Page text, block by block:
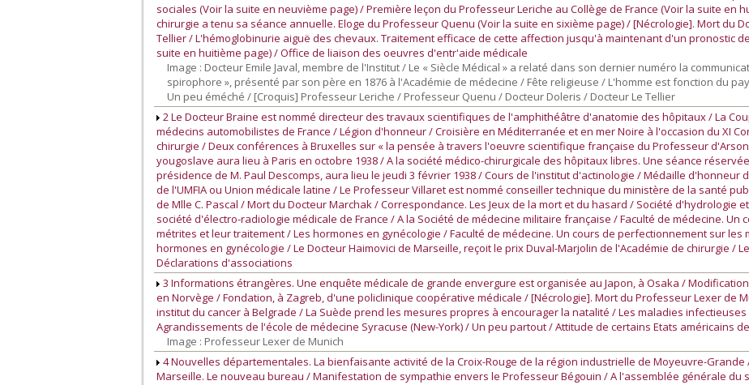
sociales (Voir la suite en neuvième page) / Première leçon du Professeur Leriche au Collège de France (Voir la suite en
chirurgie a tenu sa séance annuelle. Eloge du Professeur Quenu (Voir la suite en sixième page) / [Nécrologie]. Mort du
Tellier / L'hémoglobinurie aiguë des chevaux. Traitement efficace de cette affection jusqu'à maintenant d'un pronostic
suite en huitième page) / Office de liaison des oeuvres d'entr'aide médicale
Image : Docteur Emile Javal, membre de l'Institut / Le « Siècle Médical » a relaté dans son dernier numéro la
spirophore », présenté par son père en 1876 à l'Académie de médecine / Fête religieuse / L'homme est fonction du
Un peu éméché / [Croquis] Professeur Leriche / Professeur Quenu / Docteur Doleris / Docteur Le Tellier
2 Le Docteur Braine est nommé directeur des travaux scientifiques de l'amphithéâtre d'anatomie des hôpitaux / La
médecins automobilistes de France / Légion d'honneur / Croisière en Méditerranée et en mer Noire à l'occasion du XI
chirurgie / Deux conférences à Bruxelles sur « la pensée à travers l'oeuvre scientifique française du Professeur
yougoslave aura lieu à Paris en octobre 1938 / A la société médico-chirurgicale des hôpitaux libres. Une séance
présidence de M. Paul Descomps, aura lieu le jeudi 3 février 1938 / Cours de l'institut d'actinologie / Médaille d'honneur
de l'UMFIA ou Union médicale latine / Le Professeur Villaret est nommé conseiller technique du ministère de la santé
de Mlle C. Pascal / Mort du Docteur Marchak / Correspondance. Les Jeux de la mort et du hasard / Société d'hydrologie
société d'électro-radiologie médicale de France / A la Société de médecine militaire française / Faculté de médecine.
métrites et leur traitement / Les hormones en gynécologie / Faculté de médecine. Un cours de perfectionnement sur les
hormones en gynécologie / Le Docteur Haimovici de Marseille, reçoit le prix Duval-Marjolin de l'Académie de chirurgie /
Déclarations d'associations
3 Informations étrangères. Une enquête médicale de grande envergure est organisée au Japon, à Osaka /
en Norvège / Fondation, à Zagreb, d'une policlinique coopérative médicale / [Nécrologie]. Mort du Professeur Lexer de
institut du cancer à Belgrade / La Suède prend les mesures propres à encourager la natalité / Les maladies
Agrandissements de l'école de médecine Syracuse (New-York) / Un peu partout / Attitude de certains Etats américains
Image : Professeur Lexer de Munich
4 Nouvelles départementales. La bienfaisante activité de la Croix-Rouge de la région industrielle de Moyeuvre-Grande
Marseille. Le nouveau bureau / Manifestation de sympathie envers le Professeur Bégouin / A l'assemblée générale du